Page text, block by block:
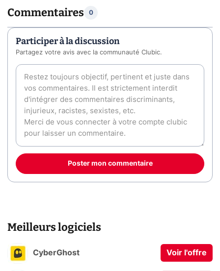
Commentaires 0
Participer à la discussion
Partagez votre avis avec la communauté Clubic.
Poster mon commentaire
Meilleurs logiciels
CyberGhost Voir l'offre